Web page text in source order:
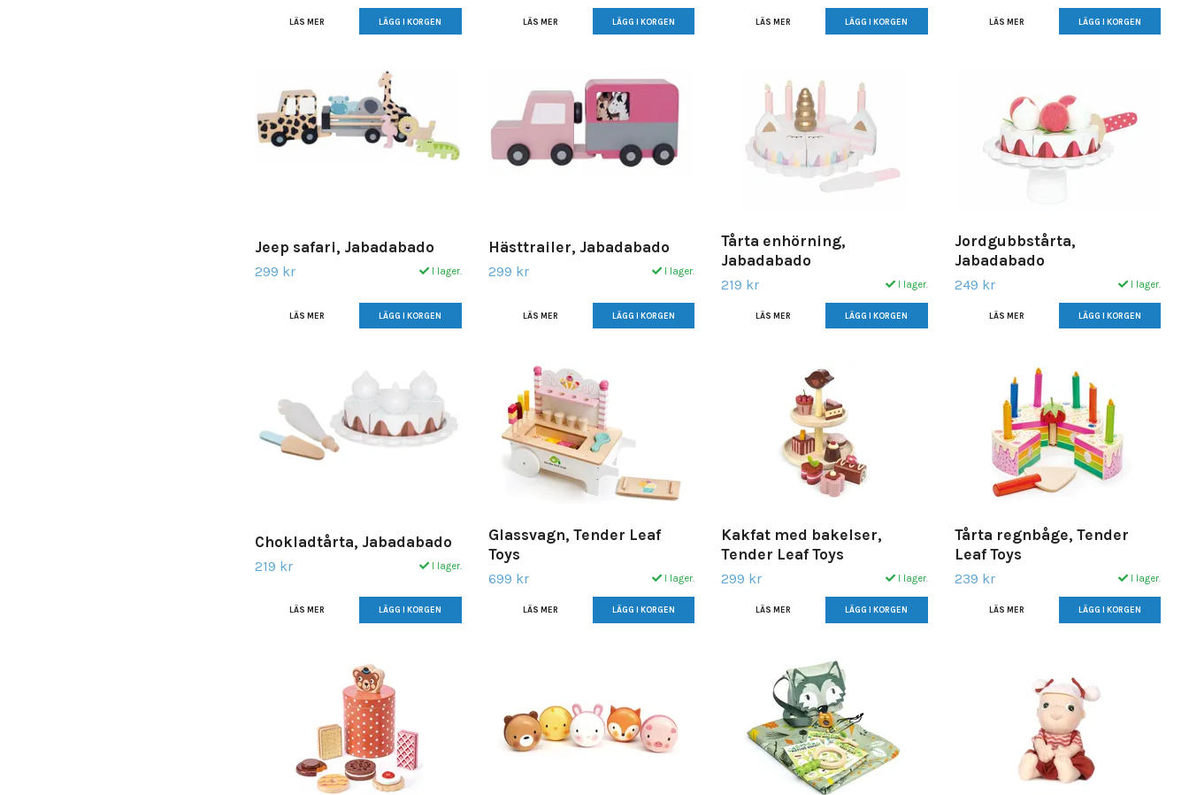
LÄS MER LÄS MER LÄS MER LÄS MER
Jeep safari, Jabadabado
299 kr I lager.
LÄS MER
Hästtrailer, Jabadabado
299 kr I lager.
LÄS MER
Tårta enhörning,
Jabadabado
219 kr I lager.
LÄS MER
Jordgubbstårta,
Jabadabado
249 kr I lager.
LÄS MER
Chokladtårta, Jabadabado
219 kr I lager.
LÄS MER
Glassvagn, Tender Leaf
Toys
699 kr I lager.
LÄS MER
Kakfat med bakelser,
Tender Leaf Toys
299 kr I lager.
LÄS MER
Tårta regnbåge, Tender
Leaf Toys
239 kr I lager.
LÄS MER